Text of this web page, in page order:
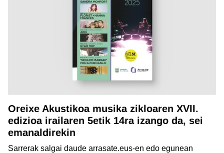
Oreixe Akustikoa musika zikloaren XVII.
edizioa irailaren 5etik 14ra izango da, sei
emanaldirekin
Sarrerak salgai daude arrasate.eus-en edo egunean